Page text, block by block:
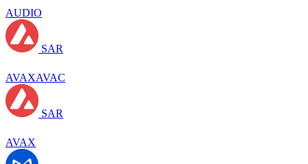
AUDIO
SAR
AVAXAVAC
SAR
AVAX